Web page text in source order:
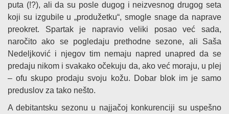
puta (!?), ali da su posle dugog i neizvesnog drugog seta
koji su izgubile u „produžetku“, smogle snage da naprave
preokret. Spartak je napravio veliki posao već sada,
naročito ako se pogledaju prethodne sezone, ali Saša
Nedeljković i njegov tim nemaju napred unapred da se
predaju nikom i svakako očekuju da, ako već moraju, u plej
– ofu skupo prodaju svoju kožu. Dobar blok im je samo
preduslov za tako nešto.
A debitantsku sezonu u najjačoj konkurenciji su uspešno